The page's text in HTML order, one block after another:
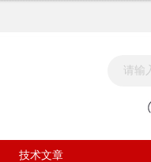
技术文章